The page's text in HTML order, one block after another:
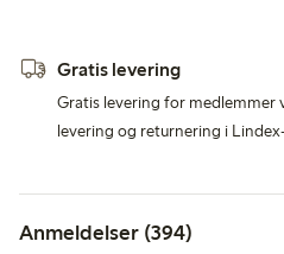
Gratis levering
Gratis levering for medlemmer
levering og returnering i
Anmeldelser (394)